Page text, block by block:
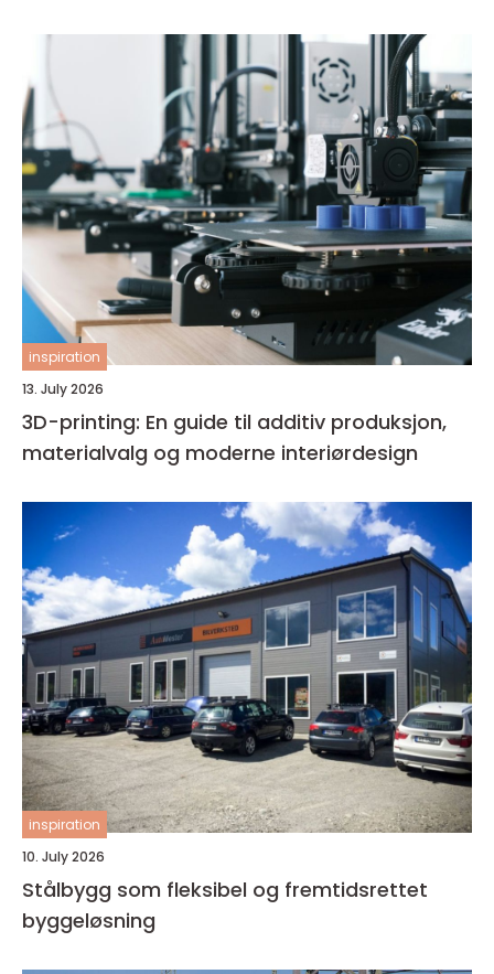
inspiration
13. July 2026
3D-printing: En guide til additiv produksjon,
materialvalg og moderne interiørdesign
inspiration
10. July 2026
Stålbygg som fleksibel og fremtidsrettet
byggeløsning